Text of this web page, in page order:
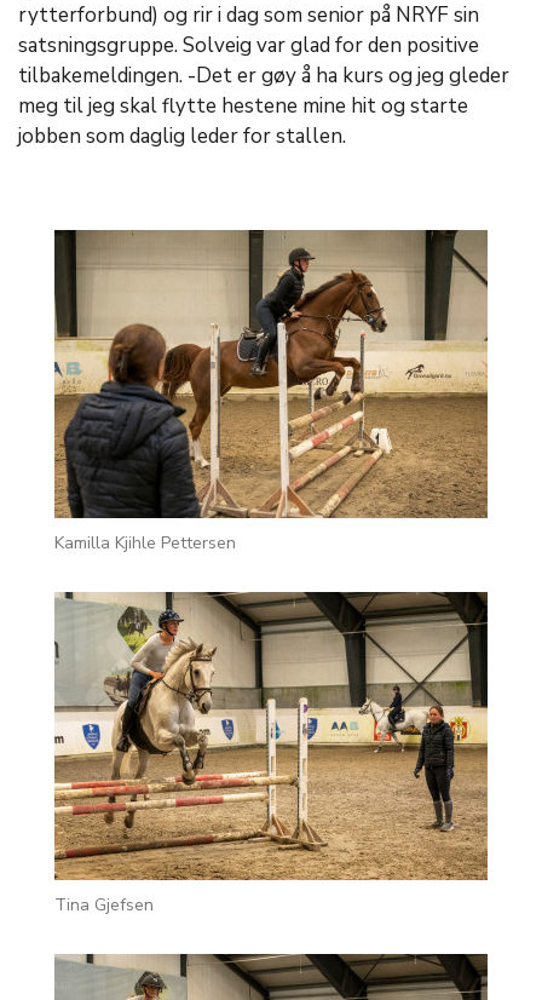
rytterforbund) og rir i dag som senior på NRYF sin
satsningsgruppe. Solveig var glad for den positive
tilbakemeldingen. -Det er gøy å ha kurs og jeg gleder
meg til jeg skal flytte hestene mine hit og starte
jobben som daglig leder for stallen.
Kamilla Kjihle Pettersen
Tina Gjefsen